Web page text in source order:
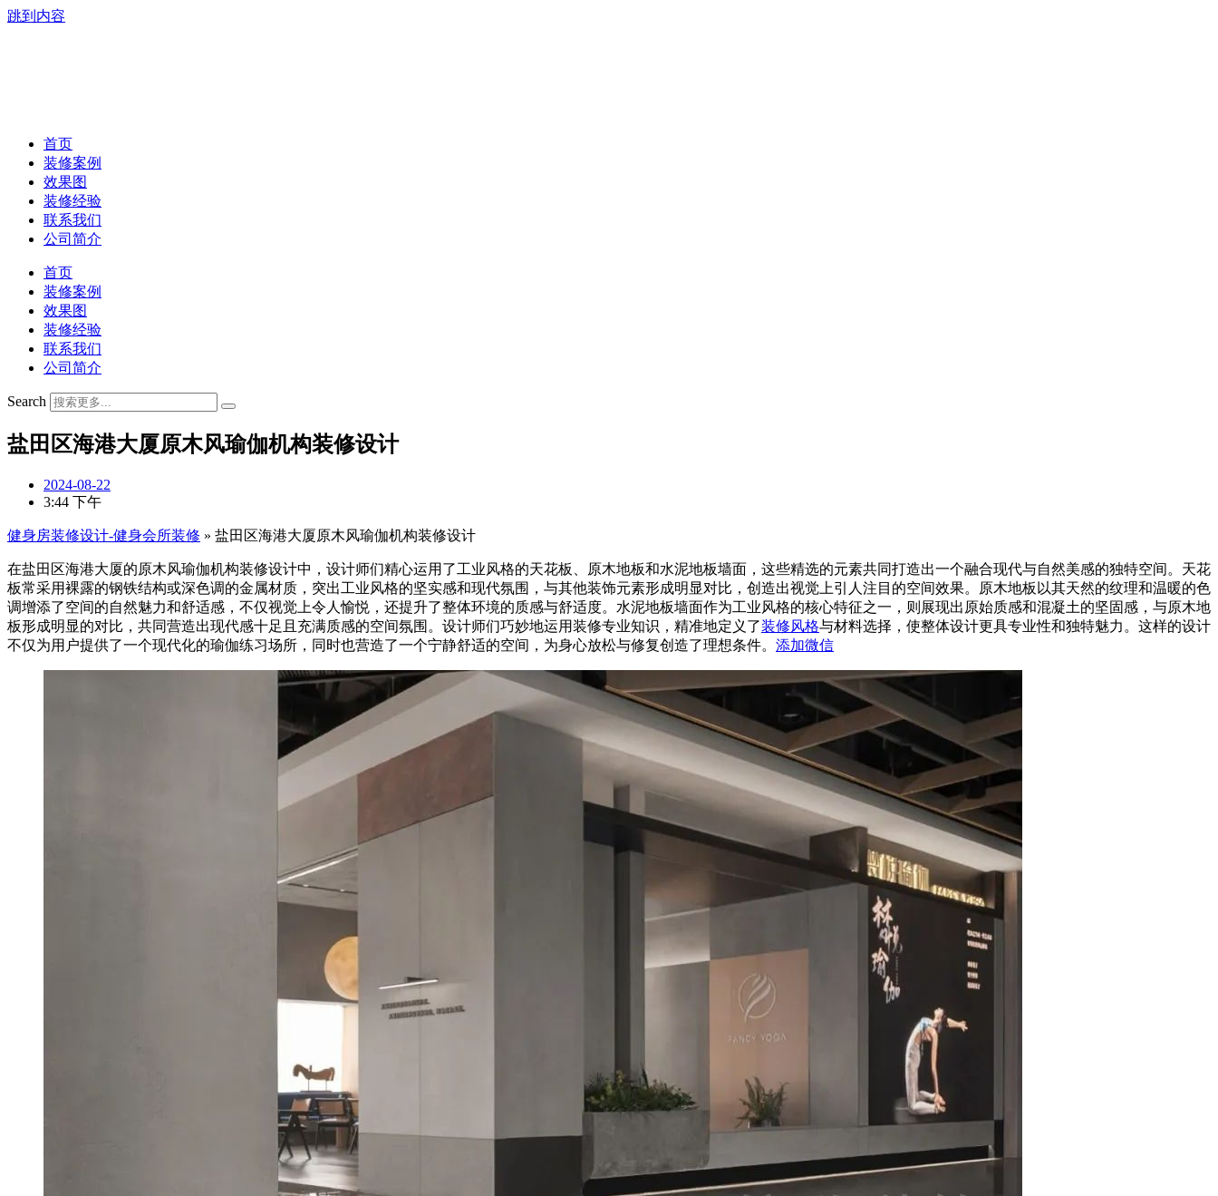
跳到内容
首页
装修案例
效果图
装修经验
联系我们
公司简介
首页
装修案例
效果图
装修经验
联系我们
公司简介
Search
盐田区海港大厦原木风瑜伽机构装修设计
2024-08-22
3:44 下午
健身房装修设计-健身会所装修 » 盐田区海港大厦原木风瑜伽机构装修设计
在盐田区海港大厦的原木风瑜伽机构装修设计中，设计师们精心运用了工业风格的天花板、原木地板和水泥地板墙面，这些精选的元素共同打造出一个融合现代与自然美感的独特空间。天花
板常采用裸露的钢铁结构或深色调的金属材质，突出工业风格的坚实感和现代氛围，与其他装饰元素形成明显对比，创造出视觉上引人注目的空间效果。原木地板以其天然的纹理和温暖的色
调增添了空间的自然魅力和舒适感，不仅视觉上令人愉悦，还提升了整体环境的质感与舒适度。水泥地板墙面作为工业风格的核心特征之一，则展现出原始质感和混凝土的坚固感，与原木地
板形成明显的对比，共同营造出现代感十足且充满质感的空间氛围。设计师们巧妙地运用装修专业知识，精准地定义了装修风格与材料选择，使整体设计更具专业性和独特魅力。这样的设计
不仅为用户提供了一个现代化的瑜伽练习场所，同时也营造了一个宁静舒适的空间，为身心放松与修复创造了理想条件。 添加微信